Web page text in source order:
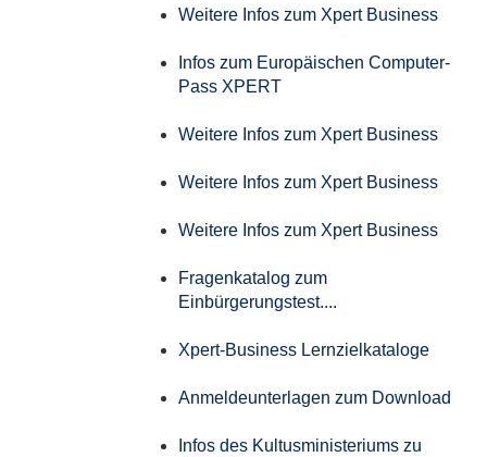
Weitere Infos zum Xpert Business
Infos zum Europäischen Computer-
Pass XPERT
Weitere Infos zum Xpert Business
Weitere Infos zum Xpert Business
Weitere Infos zum Xpert Business
Fragenkatalog zum
Einbürgerungstest....
Xpert-Business Lernzielkataloge
Anmeldeunterlagen zum Download
Infos des Kultusministeriums zu